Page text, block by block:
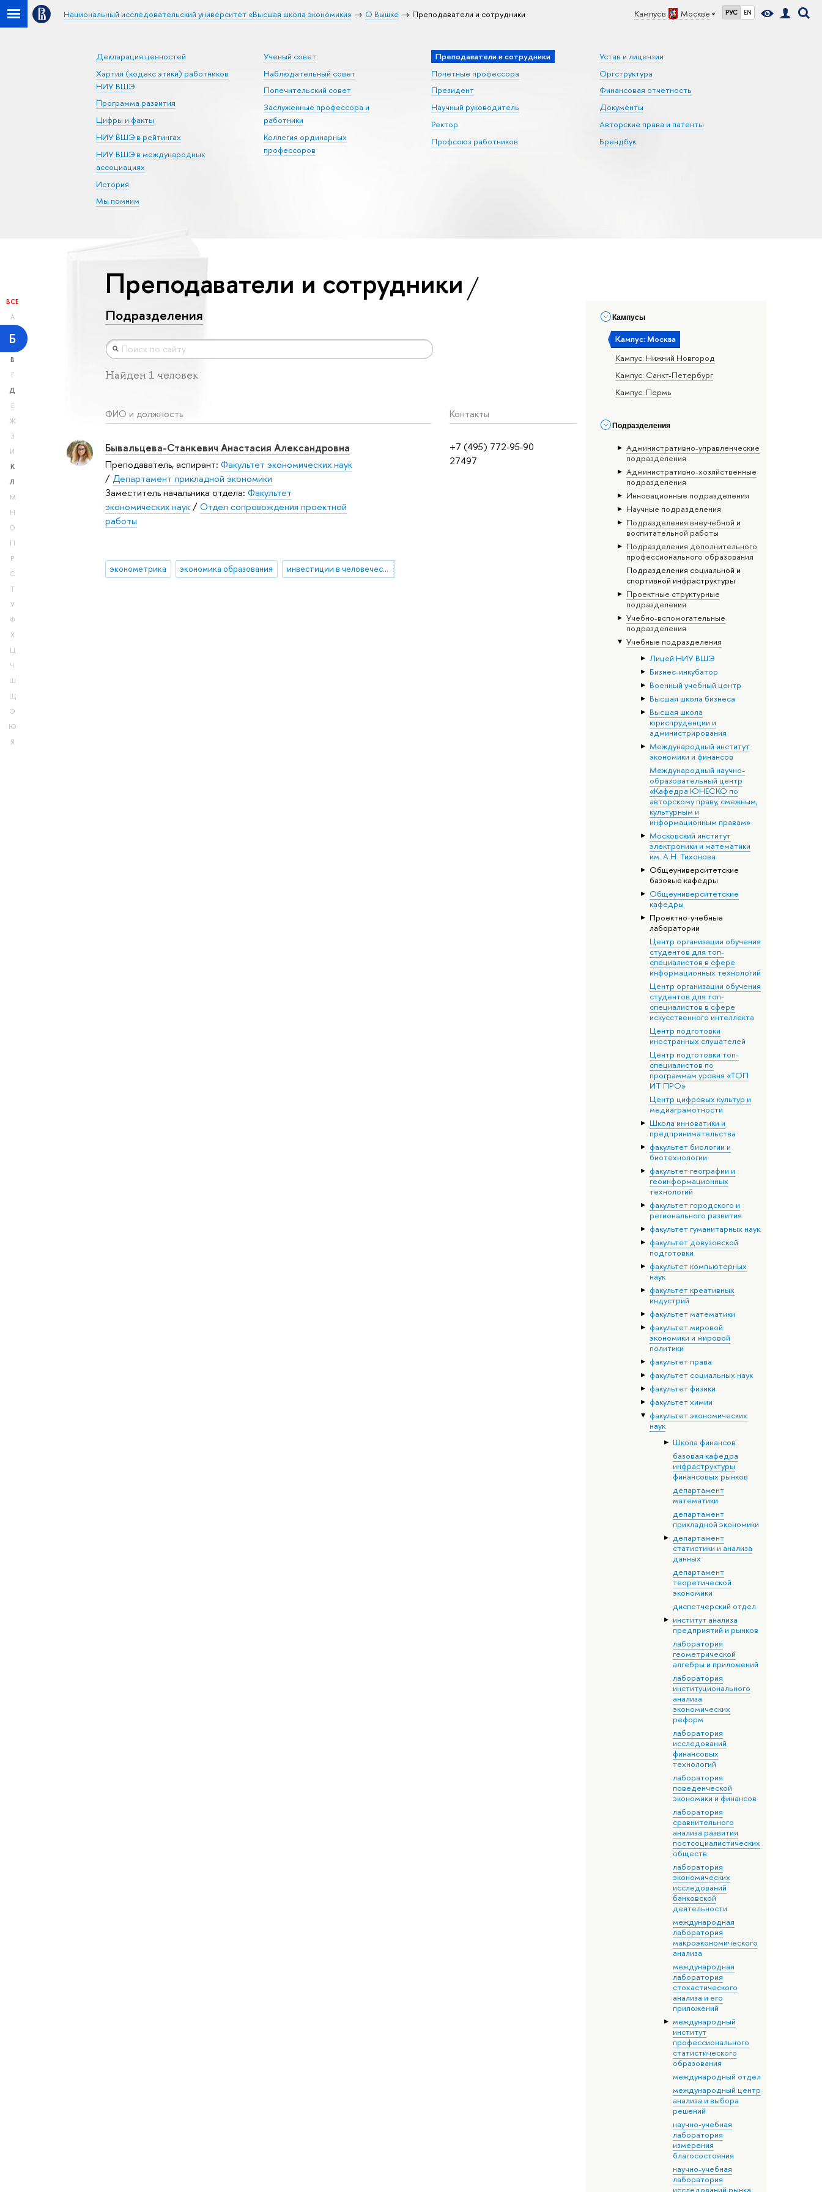
Кампус в Москве РУС EN
Национальный исследовательский университет «Высшая школа экономики» О Вышке Преподаватели и сотрудники
Декларация ценностей
Хартия (кодекс этики) работников
НИУ ВШЭ
Программа развития
Цифры и факты
НИУ ВШЭ в рейтингах
НИУ ВШЭ в международных
ассоциациях
История
Мы помним
Ученый совет
Наблюдательный совет
Попечительский совет
Заслуженные профессора и
работники
Коллегия ординарных
профессоров
Преподаватели и сотрудники
Почетные профессора
Президент
Научный руководитель
Ректор
Профсоюз работников
Устав и лицензии
Оргструктура
Финансовая отчетность
Документы
Авторские права и патенты
Брендбук
ВСЕ
А
Б
В
Г
Д
Е
Ж
З
И
К
Л
М
Н
О
П
Р
С
Т
У
Ф
Х
Ц
Ч
Ш
Щ
Э
Ю
Я
Кампусы
Кампус: Москва
Кампус: Нижний Новгород
Кампус: Санкт-Петербург
Кампус: Пермь
Подразделения
Административно-управленческие
подразделения
Административно-хозяйственные
подразделения
Инновационные подразделения
Научные подразделения
Подразделения внеучебной и
воспитательной работы
Подразделения дополнительного
профессионального образования
Подразделения социальной и
спортивной инфраструктуры
Проектные структурные
подразделения
Учебно-вспомогательные
подразделения
Учебные подразделения
Лицей НИУ ВШЭ
Бизнес-инкубатор
Военный учебный центр
Высшая школа бизнеса
Высшая школа
юриспруденции и
администрирования
Международный институт
экономики и финансов
Международный научно-
образовательный центр
«Кафедра ЮНЕСКО по
авторскому праву, смежным,
культурным и
информационным правам»
Московский институт
электроники и математики
им. А.Н. Тихонова
Общеуниверситетские
базовые кафедры
Общеуниверситетские
кафедры
Проектно-учебные
лаборатории
Центр организации обучения
студентов для топ-
специалистов в сфере
информационных технологий
Центр организации обучения
студентов для топ-
специалистов в сфере
искусственного интеллекта
Центр подготовки
иностранных слушателей
Центр подготовки топ-
специалистов по
программам уровня «ТОП
ИТ ПРО»
Центр цифровых культур и
медиаграмотности
Школа инноватики и
предпринимательства
факультет биологии и
биотехнологии
факультет географии и
геоинформационных
технологий
факультет городского и
регионального развития
факультет гуманитарных наук
факультет довузовской
подготовки
факультет компьютерных
наук
факультет креативных
индустрий
факультет математики
факультет мировой
экономики и мировой
политики
факультет права
факультет социальных наук
факультет физики
факультет химии
факультет экономических
наук
Школа финансов
базовая кафедра
инфраструктуры
финансовых рынков
департамент
математики
департамент
прикладной экономики
департамент
статистики и анализа
данных
департамент
теоретической
экономики
диспетчерский отдел
институт анализа
предприятий и рынков
лаборатория
геометрической
алгебры и приложений
лаборатория
институционального
анализа
экономических
реформ
лаборатория
исследований
финансовых
технологий
лаборатория
поведенческой
экономики и финансов
лаборатория
сравнительного
анализа развития
постсоциалистических
обществ
лаборатория
экономических
исследований
банковской
деятельности
международная
лаборатория
макроэкономического
анализа
международная
лаборатория
стохастического
анализа и его
приложений
международный
институт
профессионального
статистического
образования
международный отдел
международный центр
анализа и выбора
решений
научно-учебная
лаборатория
измерения
благосостояния
научно-учебная
лаборатория
исследований рынка
Преподаватели и сотрудники
Подразделения
Найден 1 человек
ФИО и должность Контакты
+7 (495) 772-95-90
27497
Бывальцева-Станкевич Анастасия Александровна
Преподаватель, аспирант: Факультет экономических наук
/Департамент прикладной экономики
Заместитель начальника отдела: Факультет
экономических наук/Отдел сопровождения проектной
работы
эконометрика экономика образования инвестиции в человеческий капитал